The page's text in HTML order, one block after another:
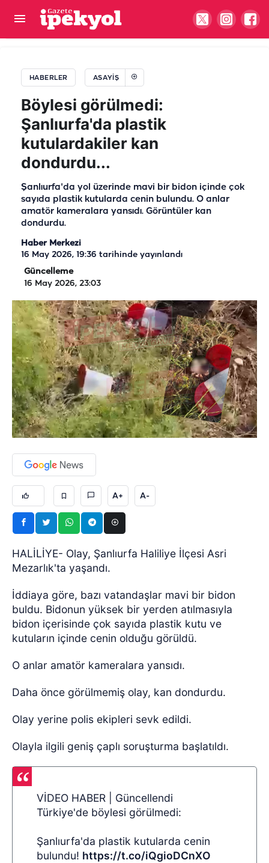
HABERLER ASAYIŞ
Böylesi görülmedi:
Şanlıurfa'da plastik
kutulardakiler kan
dondurdu...
Şanlıurfa'da yol üzerinde mavi bir bidon içinde çok
sayıda plastik kutularda cenin bulundu. O anlar
amatör kameralara yansıdı. Görüntüler kan
dondurdu.
Haber Merkezi
16 May 2026, 19:36 tarihinde yayınlandı
Güncelleme
16 May 2026, 23:03
A+ A-
HALİLİYE- Olay, Şanlıurfa Haliliye İlçesi Asri
Mezarlık'ta yaşandı.
İddiaya göre, bazı vatandaşlar mavi bir bidon
buldu. Bidonun yüksek bir yerden atılmasıyla
bidon içerisinde çok sayıda plastik kutu ve
kutuların içinde cenin olduğu görüldü.
O anlar amatör kameralara yansıdı.
Daha önce görülmemiş olay, kan dondurdu.
Olay yerine polis ekipleri sevk edildi.
Olayla ilgili geniş çaplı soruşturma başlatıldı.
VİDEO HABER | Güncellendi
Türkiye'de böylesi görülmedi:
Şanlıurfa'da plastik kutularda cenin
bulundu! https://t.co/iQgioDCnXO
Şanlıurfa’da otogarda bıçaklı kavga: Yaralılar var